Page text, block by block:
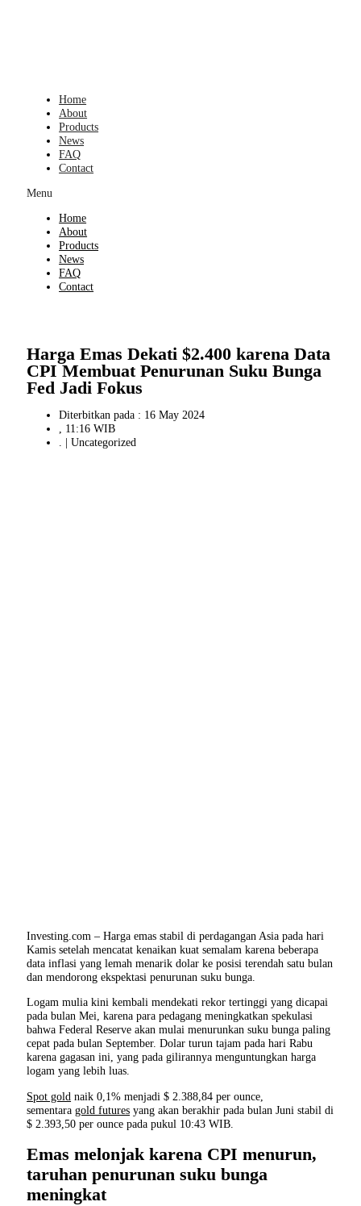
Home
About
Products
News
FAQ
Contact
Menu
Home
About
Products
News
FAQ
Contact
Harga Emas Dekati $2.400 karena Data
CPI Membuat Penurunan Suku Bunga
Fed Jadi Fokus
Diterbitkan pada : 16 May 2024
, 11:16 WIB
. | Uncategorized
Investing.com – Harga emas stabil di perdagangan Asia pada hari
Kamis setelah mencatat kenaikan kuat semalam karena beberapa
data inflasi yang lemah menarik dolar ke posisi terendah satu bulan
dan mendorong ekspektasi penurunan suku bunga.
Logam mulia kini kembali mendekati rekor tertinggi yang dicapai
pada bulan Mei, karena para pedagang meningkatkan spekulasi
bahwa Federal Reserve akan mulai menurunkan suku bunga paling
cepat pada bulan September. Dolar turun tajam pada hari Rabu
karena gagasan ini, yang pada gilirannya menguntungkan harga
logam yang lebih luas.
Spot gold naik 0,1% menjadi $ 2.388,84 per ounce,
sementaragold futures yang akan berakhir pada bulan Juni stabil di
$ 2.393,50 per ounce pada pukul 10:43 WIB.
Emas melonjak karena CPI menurun,
taruhan penurunan suku bunga
meningkat